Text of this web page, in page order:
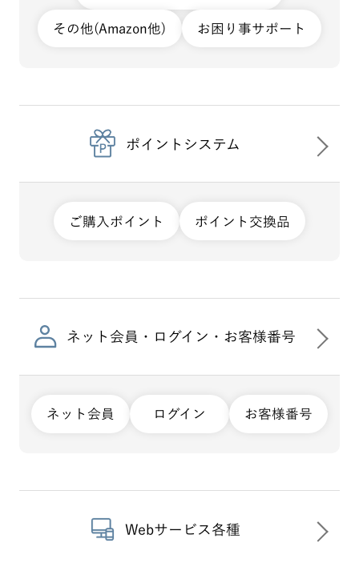
その他(Amazon他) お困り事サポート
ポイントシステム
ご購入ポイント ポイント交換品
ネット会員・ログイン・お客様番号
ネット会員 ログイン お客様番号
Webサービス各種